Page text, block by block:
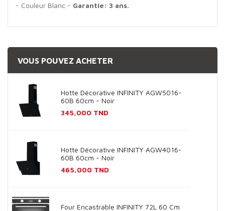
- Couleur Blanc - Garantie: 3 ans.
VOUS POUVEZ ACHETER
Hotte Décorative INFINITY AGW5016-
60B 60cm - Noir
Prix
345,000 TND
Hotte Décorative INFINITY AGW4016-
60B 60cm - Noir
Prix
465,000 TND
Four Encastrable INFINITY 72L 60 Cm